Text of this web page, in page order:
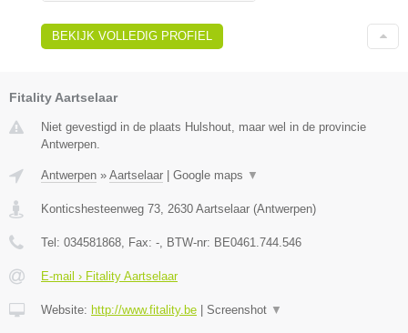
BEKIJK VOLLEDIG PROFIEL
Fitality Aartselaar
Niet gevestigd in de plaats Hulshout, maar wel in de provincie
Antwerpen.
Antwerpen » Aartselaar | Google maps ▼
Konticshesteenweg 73 2630 Aartselaar (Antwerpen)
Tel: 034581868 , Fax: - , BTW-nr: BE0461.744.546
E-mail › Fitality Aartselaar
Website: http://www.fitality.be | Screenshot ▼